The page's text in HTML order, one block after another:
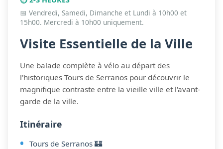
📅 Vendredi, Samedi, Dimanche et Lundi à 10h00 et
15h00. Mercredi à 10h00 uniquement.
Visite Essentielle de la Ville
Une balade complète à vélo au départ des
l'historiques Tours de Serranos pour découvrir le
magnifique contraste entre la vieille ville et l'avant-
garde de la ville.
Itinéraire
Tours de Serranos 🏰